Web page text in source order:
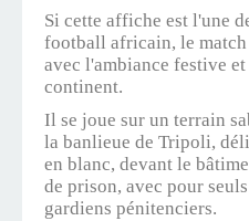
Si cette affiche est l'une
football africain, le
avec l'ambiance festive
continent.
Il se joue sur un terrain
la banlieue de Tripoli,
en blanc, devant le
de prison, avec pour
gardiens pénitenciers.